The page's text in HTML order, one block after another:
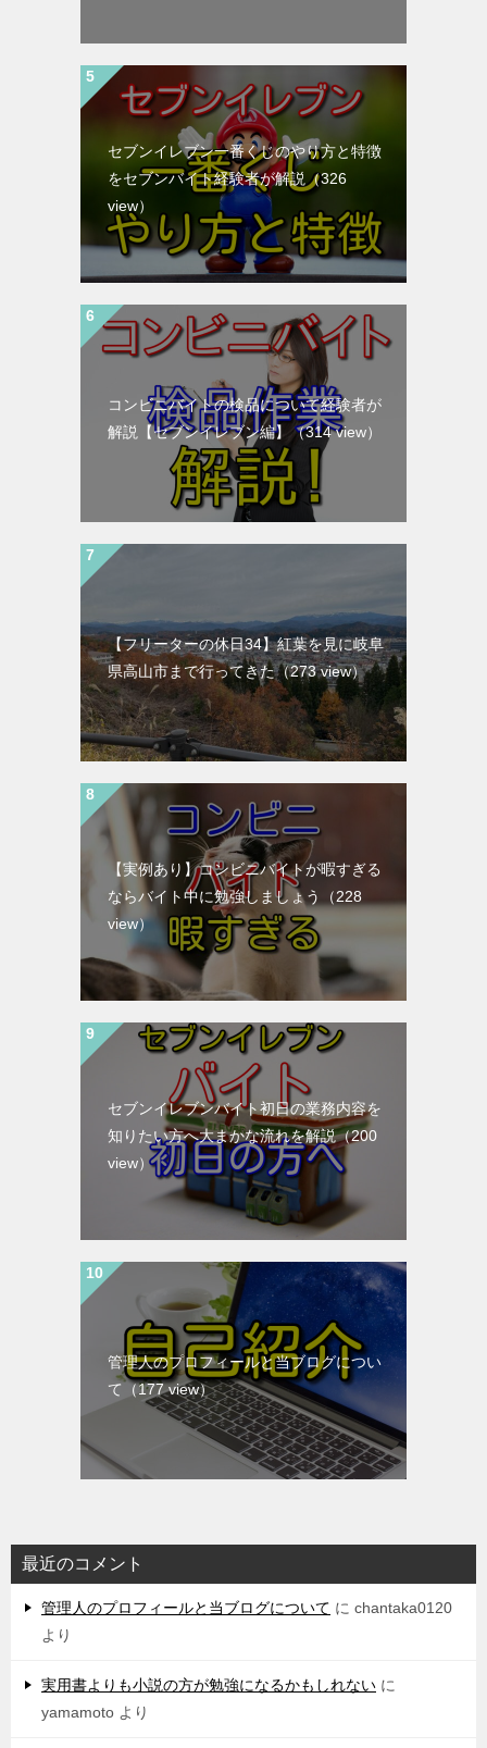
セブンイレブン一番くじのやり方と特徴
をセブンバイト経験者が解説 （326
view）
コンビニバイトの検品について経験者が
解説【セブンイレブン編】
（314 view）
【フリーターの休日34】紅葉を見に岐阜
県高山市まで行ってきた（273 view）
【実例あり】コンビニバイトが暇すぎる
ならバイト中に勉強しましょう
（228
view）
セブンイレブンバイト初日の業務内容を
知りたい方へ大まかな流れを解説（200
view）
管理人のプロフィールと当ブログについ
て
（177 view）
最近のコメント
管理人のプロフィールと当ブログについて に chantaka0120
より
実用書よりも小説の方が勉強になるかもしれない に
yamamoto より